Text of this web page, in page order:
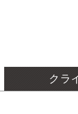
クラ